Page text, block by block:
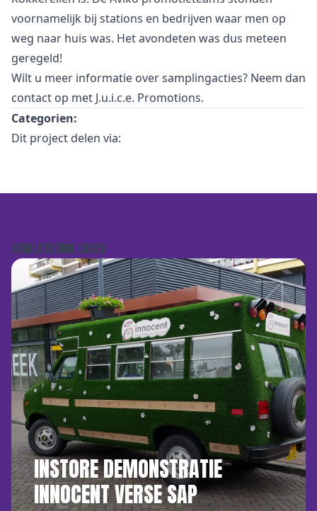
voornamelijk bij stations en bedrijven waar men op
weg naar huis was. Het avondeten was dus meteen
geregeld!
Wilt u meer informatie over samplingacties? Neem dan
contact op met J.u.i.c.e. Promotions.
Categorien:
Dit project delen via:
GERELATEERDE CASES
INSTORE DEMONSTRATIE
INNOCENT VERSE SAP